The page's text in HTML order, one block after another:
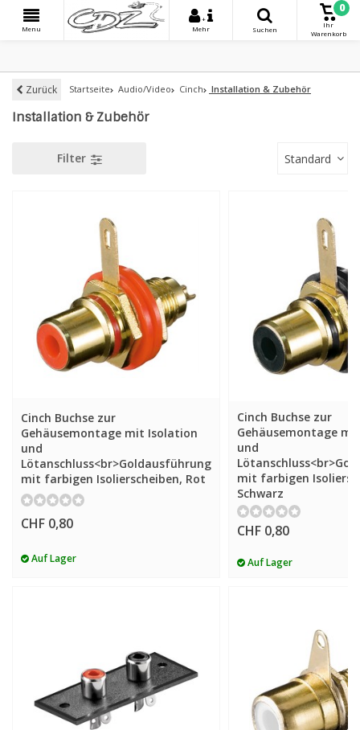
Menu
+
Mehr
Suchen
0
Ihr
Warenkorb
Zurück Startseite Audio/Video Cinch Installation & Zubehör
Installation & Zubehör
Filter Standard
Cinch Buchse zur
Gehäusemontage mit Isolation
und
Lötanschluss<br>Goldausführung
mit farbigen Isolierscheiben, Rot
CHF 0,80
Auf Lager
Cinch Buchse zur
Gehäusemontage
und
mit farbigen
Schwarz
CHF 0,80
Auf Lager